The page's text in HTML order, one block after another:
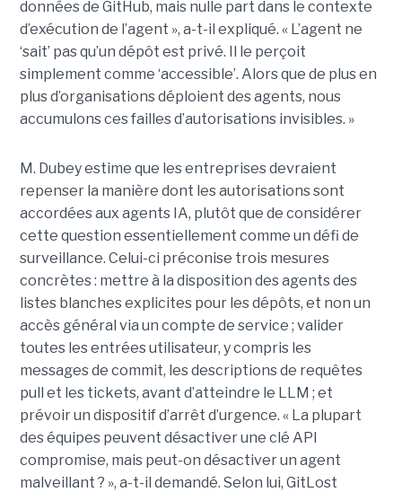
données de GitHub, mais nulle part dans le contexte
d’exécution de l’agent », a-t-il expliqué. « L’agent ne
‘sait’ pas qu’un dépôt est privé. Il le perçoit
simplement comme ‘accessible’. Alors que de plus en
plus d’organisations déploient des agents, nous
accumulons ces failles d’autorisations invisibles. »
M. Dubey estime que les entreprises devraient
repenser la manière dont les autorisations sont
accordées aux agents IA, plutôt que de considérer
cette question essentiellement comme un défi de
surveillance. Celui-ci préconise trois mesures
concrètes : mettre à la disposition des agents des
listes blanches explicites pour les dépôts, et non un
accès général via un compte de service ; valider
toutes les entrées utilisateur, y compris les
messages de commit, les descriptions de requêtes
pull et les tickets, avant d’atteindre le LLM ; et
prévoir un dispositif d’arrêt d’urgence. « La plupart
des équipes peuvent désactiver une clé API
compromise, mais peut-on désactiver un agent
malveillant ? », a-t-il demandé. Selon lui, GitLost